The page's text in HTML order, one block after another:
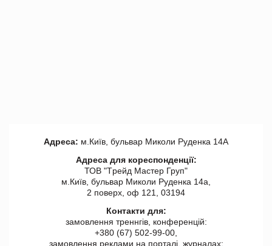
Адреса: м.Київ, бульвар Миколи Руденка 14А
Адреса для кореспонденції:
ТОВ "Tрейд Мастер Груп"
м.Київ, бульвар Миколи Руденка 14а,
2 поверх, оф 121, 03194
Контакти для:
замовлення треннгів, конференцій:
+380 (67) 502-99-00,
замовлення реклами на порталі, журналах: